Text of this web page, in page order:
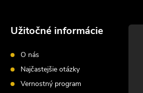
Užitočné informácie
O nás
Najčastejšie otázky
Vernostný program